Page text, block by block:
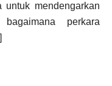
mendengarkan
bagaimana perkara